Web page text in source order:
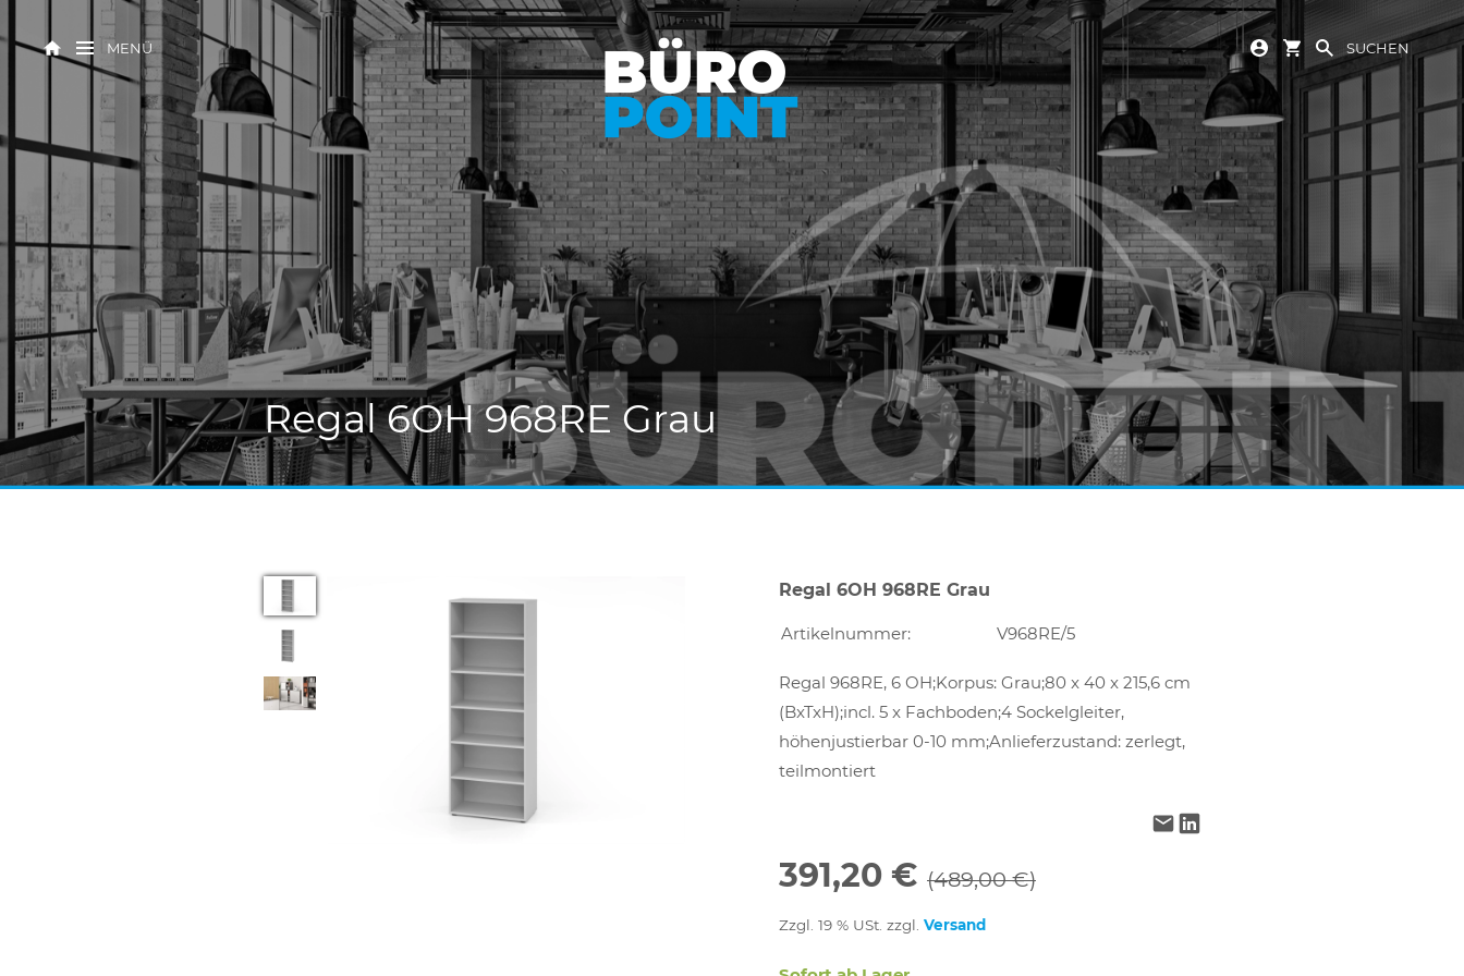
MENÜ SUCHEN
Regal 6OH 968RE Grau
Regal 6OH 968RE Grau
Artikelnummer: V968RE/5
Regal 968RE, 6 OH;Korpus: Grau;80 x 40 x 215,6 cm
(BxTxH);incl. 5 x Fachboden;4 Sockelgleiter,
höhenjustierbar 0-10 mm;Anlieferzustand: zerlegt,
teilmontiert
391,20 € (489,00 €)
Zzgl. 19 % USt. zzgl. Versand